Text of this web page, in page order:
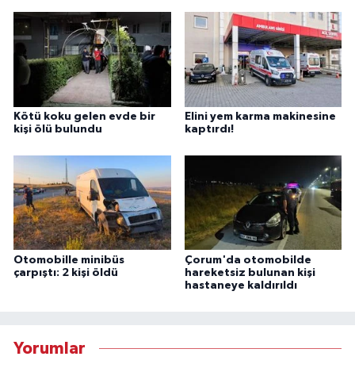
Kötü koku gelen evde bir
kişi ölü bulundu
Elini yem karma makinesine
kaptırdı!
Otomobille minibüs
çarpıştı: 2 kişi öldü
Çorum'da otomobilde
hareketsiz bulunan kişi
hastaneye kaldırıldı
Yorumlar